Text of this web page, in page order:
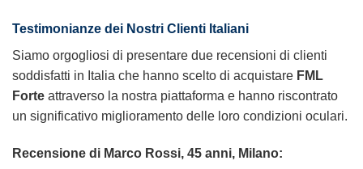
Testimonianze dei Nostri Clienti Italiani
Siamo orgogliosi di presentare due recensioni di clienti
soddisfatti in Italia che hanno scelto di acquistare FML
Forte attraverso la nostra piattaforma e hanno riscontrato
un significativo miglioramento delle loro condizioni oculari.
Recensione di Marco Rossi, 45 anni, Milano: